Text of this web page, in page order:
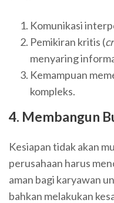
Komunikasi
Pemikiran kritis (
menyaring
Kemampuan
kompleks.
4. Membangun
Kesiapan tidak akan
perusahaan harus
aman bagi karyawan
bahkan melakukan